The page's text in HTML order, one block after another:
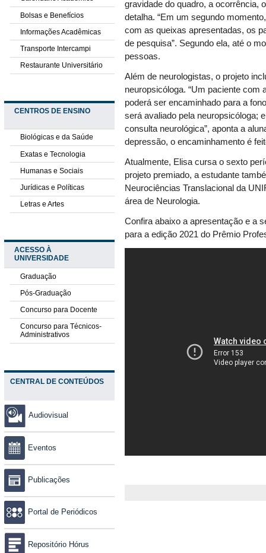
Bolsas e Benefícios
Informações Acadêmicas
Transporte Intercampi
Restaurante Universitário
CENTROS DE ENSINO
Biológicas e da Saúde
Exatas e Tecnologia
Humanas e Sociais
Jurídicas e Políticas
Letras e Artes
ACESSO À
UNIVERSIDADE
Graduação
Pós-Graduação
Concurso para Docente
Concurso para Técnicos-
Administrativos
CENTRAL DE CONTEÚDOS
Audiovisual
Eventos
Publicações
Portal de Periódicos
Repositório Hórus
gravidade do quadro, a ocorrência,
detalha. “Em um segundo
com as queixas apresentadas, os
de pesquisa”. Segundo ela, até o
pessoas.
Além de neurologistas, o projeto
neuropsicóloga. “Um paciente com
poderá ser encaminhado para a
será avaliado pela neuropsicóloga;
consulta neurológica”, aponta a
depressão, o encaminhamento é
Atualmente, Elisa cursa o sexto
projeto premiado, a estudante
Neurociências Translacional da
área de Neurologia.
Confira abaixo a apresentação e a
para a edição 2021 do Prêmio